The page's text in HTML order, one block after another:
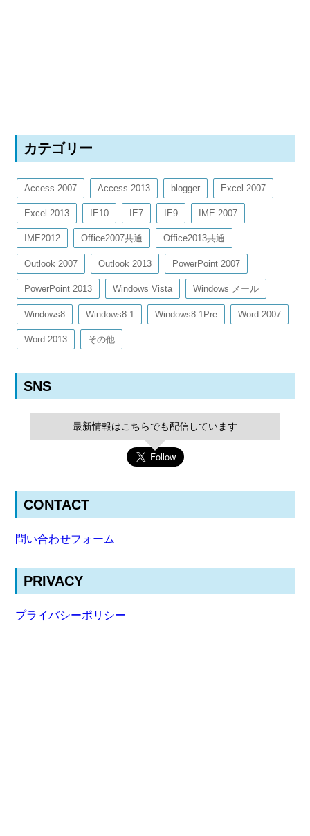
カテゴリー
Access 2007 Access 2013 blogger Excel 2007
Excel 2013 IE10 IE7 IE9 IME 2007
IME2012 Office2007共通 Office2013共通
Outlook 2007 Outlook 2013 PowerPoint 2007
PowerPoint 2013 Windows Vista Windows メール
Windows8 Windows8.1 Windows8.1Pre Word 2007
Word 2013 その他
SNS
最新情報はこちらでも配信しています
CONTACT
問い合わせフォーム
PRIVACY
プライバシーポリシー